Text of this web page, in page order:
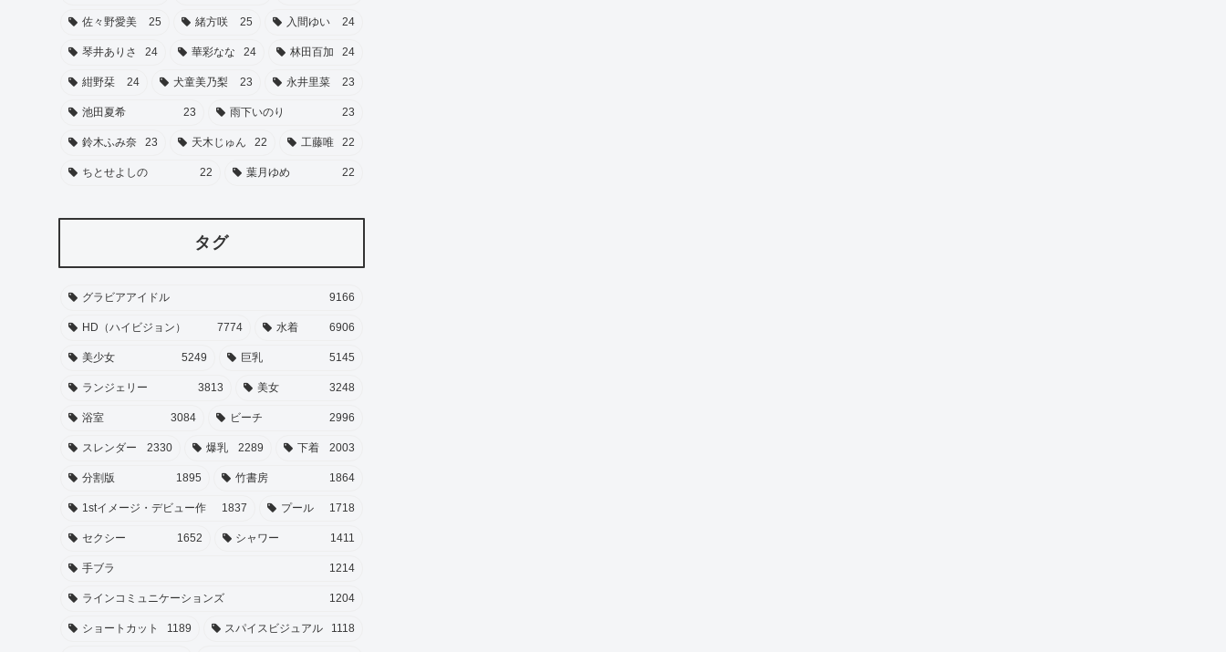
佐々野愛美 25 緒方咲 25 入間ゆい 24
琴井ありさ 24 華彩なな 24 林田百加 24
紺野栞 24 犬童美乃梨 23 永井里菜 23
池田夏希 23 雨下いのり 23
鈴木ふみ奈 23 天木じゅん 22 工藤唯 22
ちとせよしの 22 葉月ゆめ 22
タグ
グラビアアイドル 9166
HD（ハイビジョン） 7774 水着 6906
美少女 5249 巨乳 5145
ランジェリー 3813 美女 3248
浴室 3084 ビーチ 2996
スレンダー 2330 爆乳 2289 下着 2003
分割版 1895 竹書房 1864
1stイメージ・デビュー作 1837 プール 1718
セクシー 1652 シャワー 1411
手ブラ 1214
ラインコミュニケーションズ 1204
ショートカット 1189 スパイスビジュアル 1118